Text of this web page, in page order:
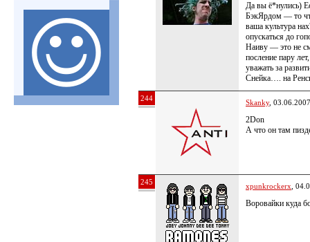
Да вы ё*нулись)
БэкЯрдом — то
ваша культура
опускаться до
Наиву — это не
посление пару
уважать за
Снейка…. на
244 Skanky,
2Don
А что он там
245 xpunkrockerx ,
Воровайки куда